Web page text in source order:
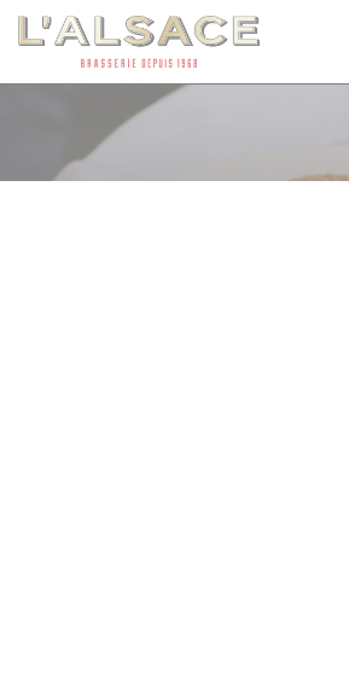
Панель управления cookies